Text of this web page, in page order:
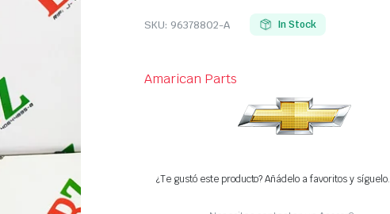
SKU: 96378802-A In Stock
Amarican Parts
¿Te gustó este producto? Añádelo a favoritos y síguelo.